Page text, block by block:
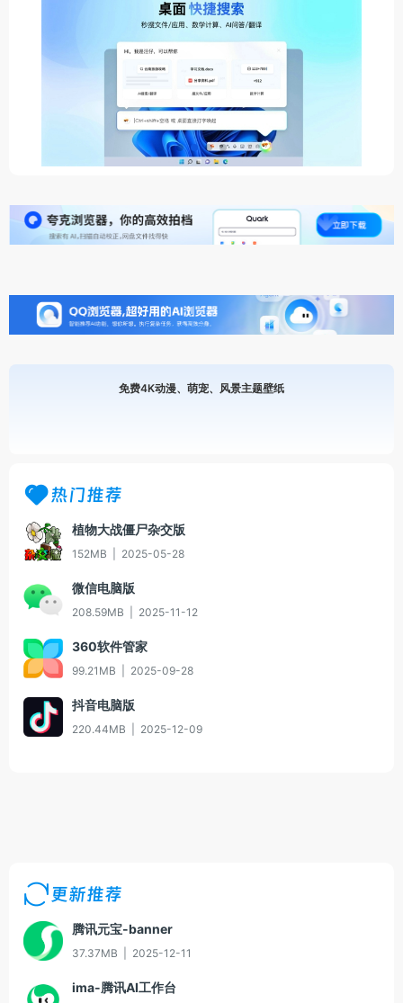
免费4K动漫、萌宠、风景主题壁纸
热门推荐
植物大战僵尸杂交版
152MB 2025-05-28
微信电脑版
208.59MB 2025-11-12
360软件管家
99.21MB 2025-09-28
抖音电脑版
220.44MB 2025-12-09
更新推荐
腾讯元宝-banner
37.37MB 2025-12-11
ima-腾讯AI工作台